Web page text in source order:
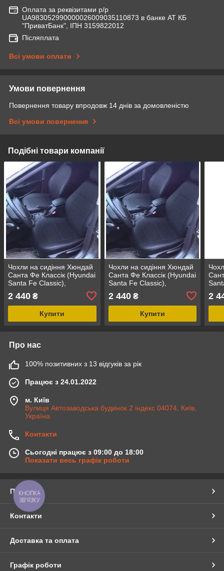
Оплата за реквізитами р/р
UA983052990000026009035110873 в банке АТ КБ
"ПриватБанк", ІПН 3159822012
Післяплата
Всі умови оплати
Умови повернення
Повернення товару впродовж 14 днів за домовленістю
Всі умови повернення
Подібні товари компанії
Чохли на сидіння Хюндай
Санта Фе Классік (Hyundai
Santa Fe Classic),
універсальні авточохли з
екошкіри
2 440 ₴
Купити
Чохли на сидіння Хюндай
Санта Фе Классік (Hyundai
Santa Fe Classic),
універсальні авточохли з
екошкіри
2 440₴
Купити
2
Про нас
100% позитивних з 13 відгуків за рік
Працює з 24.01.2022
м. Київ
Вулиця Автозаводська будинок 2 індекс 04074, Київ,
Україна
Контакти
Сьогодні працює з 09:00 до 18:00
Показати весь графік роботи
Про нас
Контакти
Доставка та оплата
Графік роботи
КНОПКА
ЗВ'ЯЗКУ